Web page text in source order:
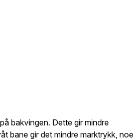
bakvingen. Dette gir mindre
bane gir det mindre marktrykk, noe